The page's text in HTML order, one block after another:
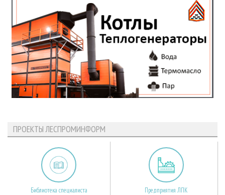
ПРОЕКТЫ ЛЕСПРОМИНФОРМ
Библиотека специалиста Предприятия ЛПК